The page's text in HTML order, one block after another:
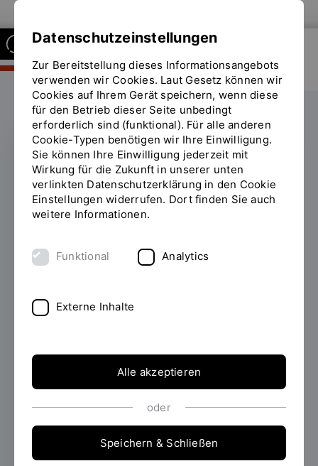
FAKULTÄT BUSINESS AND
MANAGEMENT
AFTERWORKSEMINAR
Wandel ohne
Überforderung:
Expertinnen gaben
Regensburg
steigenden Anforderungen durch
Digitalisierung, Nachhaltigkeit und
zunehmender Komplexität umgehen, ohne
ihre Mitarbeitenden zu überlasten? Mit
dieser Frage beschäftigte sich das 7.
Afterworkseminar des Zentrums für
Weiterbildung und Wissensmanagement
Datenschutzeinstellungen
Zur Bereitstellung dieses Informationsangebots
verwenden wir Cookies. Laut Gesetz können wir
Cookies auf Ihrem Gerät speichern, wenn diese
für den Betrieb dieser Seite unbedingt
erforderlich sind (funktional). Für alle anderen
Cookie-Typen benötigen wir Ihre Einwilligung.
Sie können Ihre Einwilligung jederzeit mit
Wirkung für die Zukunft in unserer unten
verlinkten Datenschutzerklärung in den Cookie
Einstellungen widerrufen. Dort finden Sie auch
weitere Informationen.
Funktional Analytics
Externe Inhalte
Alle akzeptieren
oder
Speichern & Schließen